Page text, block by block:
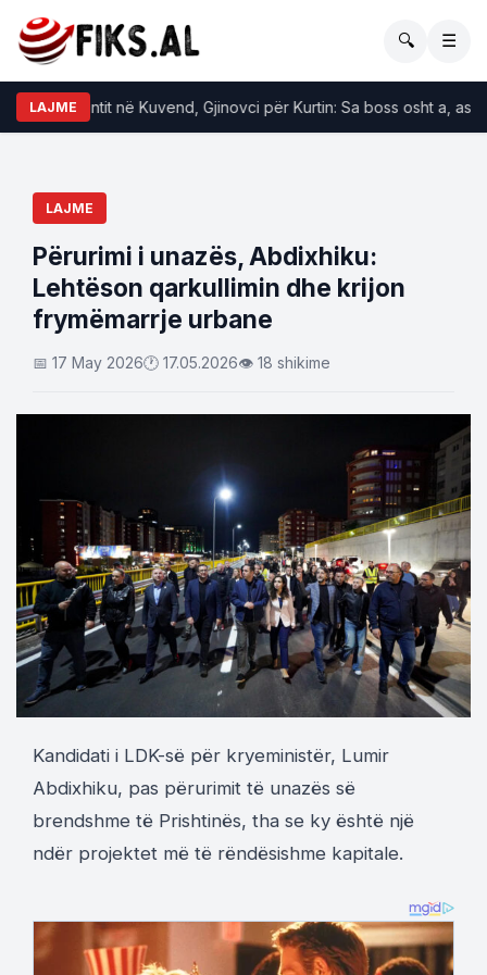
🔍 ☰
LAJME
e incidentit në Kuvend, Gjinovci për Kurtin: Sa boss osht a, as
LAJME
Përurimi i unazës, Abdixhiku:
Lehtëson qarkullimin dhe krijon
frymëmarrje urbane
📅 17 May 2026🕐 17.05.2026👁 18 shikime
Kandidati i LDK-së për kryeministër, Lumir
Abdixhiku, pas përurimit të unazës së
brendshme të Prishtinës, tha se ky është një
ndër projektet më të rëndësishme kapitale.